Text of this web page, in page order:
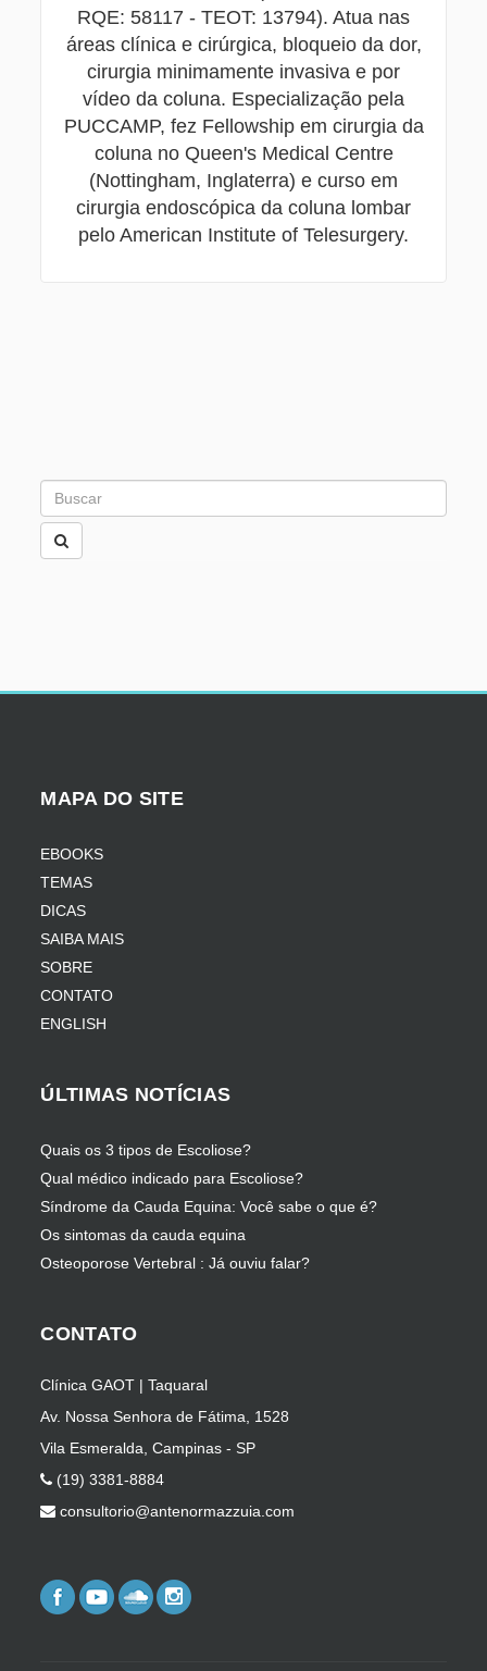
RQE: 58117 - TEOT: 13794). Atua nas
áreas clínica e cirúrgica, bloqueio da dor,
cirurgia minimamente invasiva e por
vídeo da coluna. Especialização pela
PUCCAMP, fez Fellowship em cirurgia da
coluna no Queen's Medical Centre
(Nottingham, Inglaterra) e curso em
cirurgia endoscópica da coluna lombar
pelo American Institute of Telesurgery.
MAPA DO SITE
EBOOKS
TEMAS
DICAS
SAIBA MAIS
SOBRE
CONTATO
ENGLISH
ÚLTIMAS NOTÍCIAS
Quais os 3 tipos de Escoliose?
Qual médico indicado para Escoliose?
Síndrome da Cauda Equina: Você sabe o que é?
Os sintomas da cauda equina
Osteoporose Vertebral : Já ouviu falar?
CONTATO
Clínica GAOT | Taquaral
Av. Nossa Senhora de Fátima, 1528
Vila Esmeralda, Campinas - SP
(19) 3381-8884
consultorio@antenormazzuia.com